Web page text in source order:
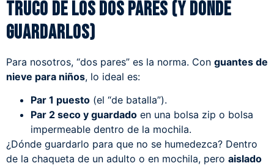
truco de los dos pares (y dónde
guardarlos)
Para nosotros, “dos pares” es la norma. Con guantes de
nieve para niños, lo ideal es:
Par 1 puesto (el “de batalla”).
Par 2 seco y guardado en una bolsa zip o bolsa
impermeable dentro de la mochila.
¿Dónde guardarlo para que no se humedezca? Dentro
de la chaqueta de un adulto o en mochila, pero aislado